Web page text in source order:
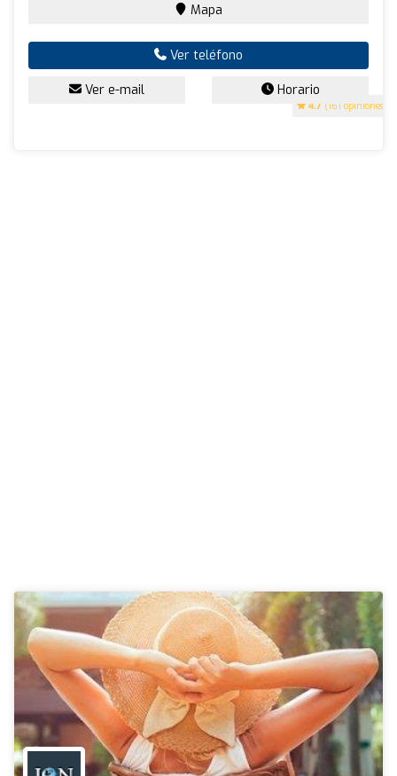
4.7 (161 opiniones)
Mapa
Ver teléfono
Ver e-mail Horario